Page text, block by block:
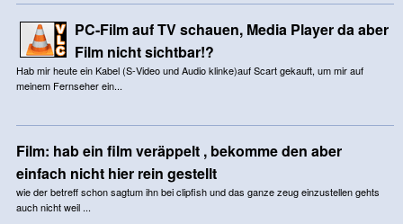
PC-Film auf TV schauen, Media Player da aber
Film nicht sichtbar!?
Hab mir heute ein Kabel (S-Video und Audio klinke)auf Scart gekauft, um mir auf
meinem Fernseher ein...
Film: hab ein film veräppelt , bekomme den aber
einfach nicht hier rein gestellt
wie der betreff schon sagtum ihn bei clipfish und das ganze zeug einzustellen gehts
auch nicht weil ...